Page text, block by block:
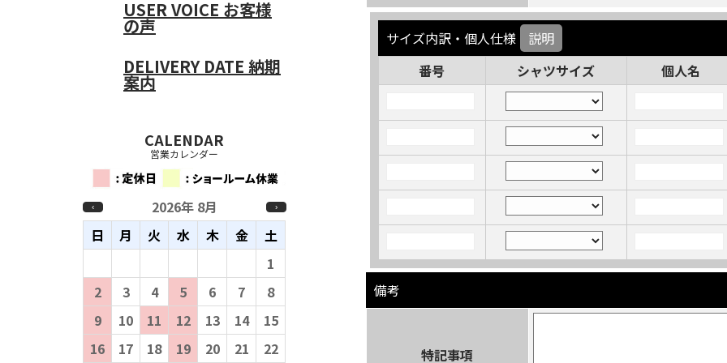
USER VOICE お客様
の声
DELIVERY DATE 納期
案内
CALENDAR
営業カレンダー
‹ 2026年 8月 ›
日 月 火 水 木 金
土
1
2
3 4 5 6 7
8
9
10 11 12 13 14
15
16
17 18 19 20 21 22
サイズ内訳・個人仕様
説明
番号
シャツサイズ 個人名
備考
特記事項